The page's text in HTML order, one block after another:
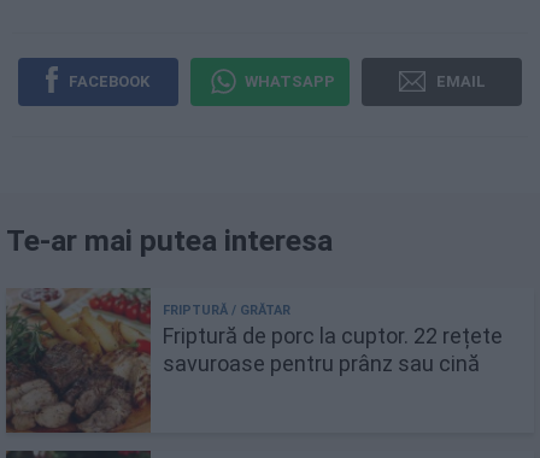
FACEBOOK WHATSAPP EMAIL
Te-ar mai putea interesa
Friptură de porc la cuptor. 22 rețete
savuroase pentru prânz sau cină